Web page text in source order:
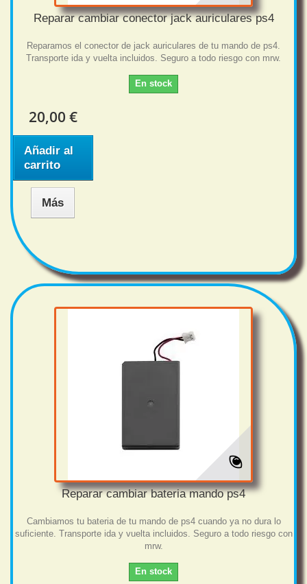
Reparar cambiar conector jack auriculares ps4
Reparamos el conector de jack auriculares de tu mando de ps4.
Transporte ida y vuelta incluidos. Seguro a todo riesgo con mrw.
En stock
20,00 €
Añadir al
carrito
Más
Reparar cambiar bateria mando ps4
Cambiamos tu bateria de tu mando de ps4 cuando ya no dura lo
suficiente. Transporte ida y vuelta incluidos. Seguro a todo riesgo con
mrw.
En stock